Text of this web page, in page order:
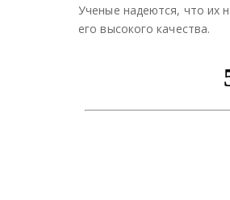
Ученые надеются, что их
его высокого качества.